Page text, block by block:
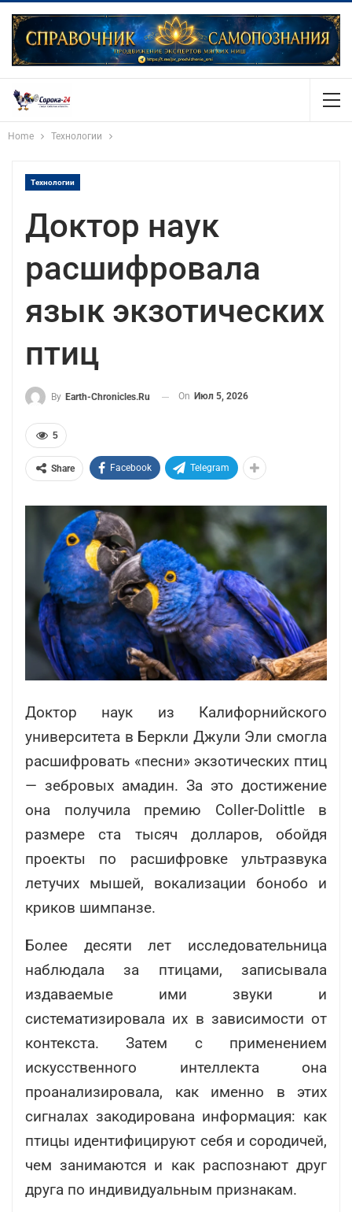
Home Технологии
Технологии
Доктор наук
расшифровала
язык экзотических
птиц
By Earth-Chronicles.ru On Июл 5, 2026
5
Share Facebook Telegram
Доктор наук из Калифорнийского
университета в Беркли Джули Эли смогла
расшифровать «песни» экзотических птиц
— зебровых амадин. За это достижение
она получила премию Coller-Dolittle в
размере ста тысяч долларов, обойдя
проекты по расшифровке ультразвука
летучих мышей, вокализации бонобо и
криков шимпанзе.
Более десяти лет исследовательница
наблюдала за птицами, записывала
издаваемые ими звуки и
систематизировала их в зависимости от
контекста. Затем с применением
искусственного интеллекта она
проанализировала, как именно в этих
сигналах закодирована информация: как
птицы идентифицируют себя и сородичей,
чем занимаются и как распознают друг
друга по индивидуальным признакам.